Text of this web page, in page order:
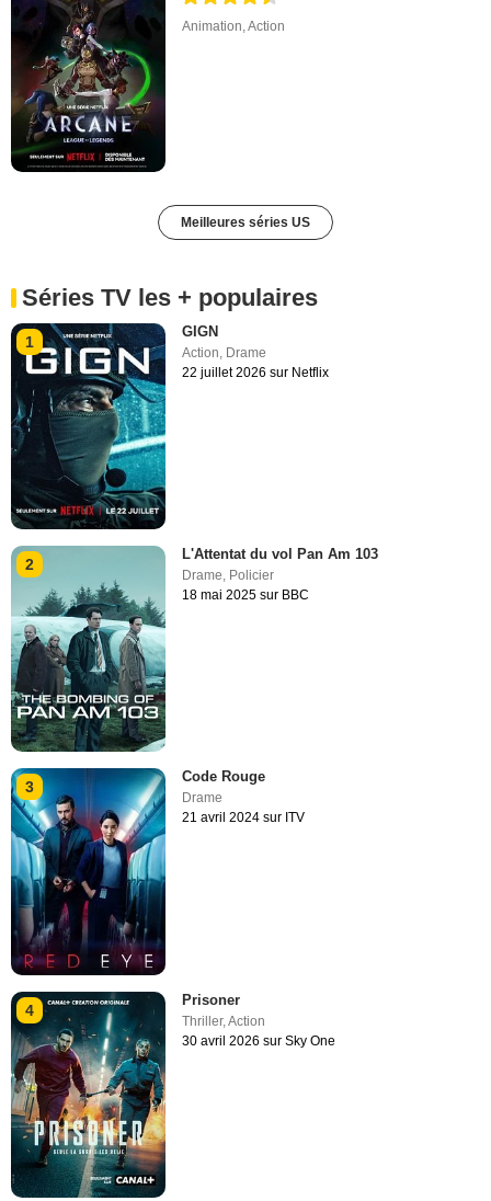
Animation,Action
Meilleures séries US
Séries TV les + populaires
1
GIGN
Action Drame
22 juillet 2026 sur Netflix
2
L'Attentat du vol Pan Am 103
Drame, Policier
18 mai 2025 sur BBC
3
Code Rouge
Drame
21 avril 2024 sur ITV
4
Prisoner
Thriller,Action
30 avril 2026 sur Sky One